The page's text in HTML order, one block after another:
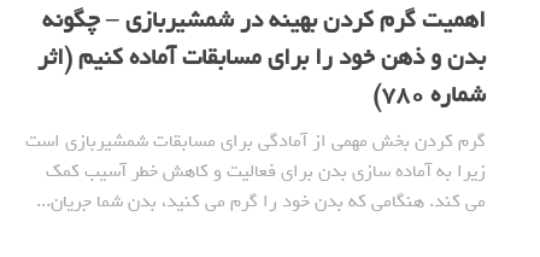
اهمیت گرم کردن بهینه در شمشیربازی – چگونه
بدن و ذهن خود را برای مسابقات آماده کنیم (اثر
شماره 780)
گرم کردن بخش مهمی از آمادگی برای مسابقات شمشیربازی است
زیرا به آماده سازی بدن برای فعالیت و کاهش خطر آسیب کمک
می کند. هنگامی که بدن خود را گرم می کنید، بدن شما جریان...